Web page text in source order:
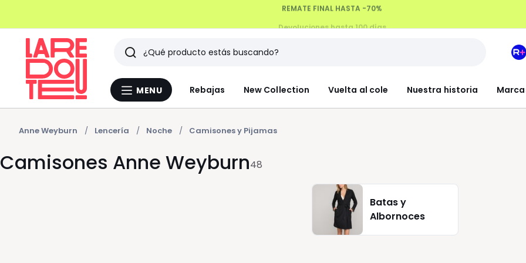
Devoluciones hasta 100 días
Menu
MENU Rebajas New Collection Vuelta al cole Nuestra historia
Buscar
Últimos
artículos
vistos
Mi
Anne Weyburn Lencería Noche Camisones y Pijamas
Camisones Anne Weyburn48
Batas y
Albornoces